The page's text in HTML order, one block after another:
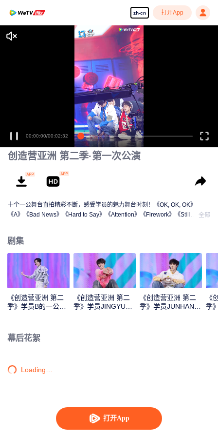
zh-cn 打开App
打开App
享受流畅高清剧集
00:00:00/00:02:32
创造营亚洲 第二季·第一次公演
十个一公舞台直拍精彩不断，感受学员的魅力舞台时刻！《OK, OK, OK》
《A》《Bad News》《Hard to Say》《Attention》《Firework》《Still
全部
剧集
《创造营亚洲 第二
季》学员B的一公直
《创造营亚洲 第二
季》学员JINGYU的
《创造营亚洲 第二
季》学员JUNHAN的
《
季
幕后花絮
Loading…